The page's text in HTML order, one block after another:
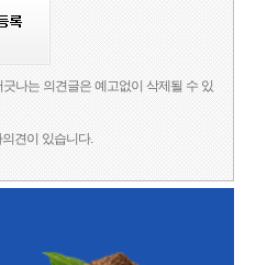
나는 의견글은 예고없이 삭제될 수 있
견이 있습니다.